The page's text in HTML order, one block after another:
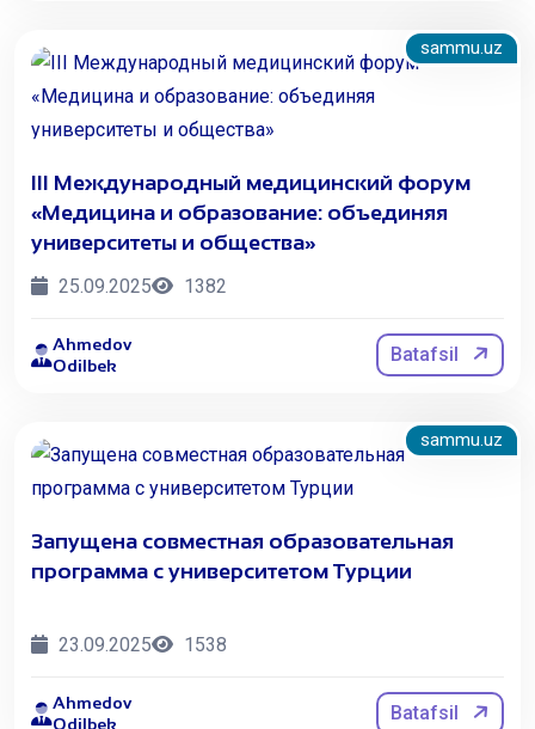
sammu.uz
III Международный медицинский форум
«Медицина и образование: объединяя
университеты и общества»
25.09.2025 1382
Ahmedov
Odilbek
Batafsil
sammu.uz
Запущена совместная образовательная
программа с университетом Турции
23.09.2025 1538
Ahmedov
Odilbek
Batafsil